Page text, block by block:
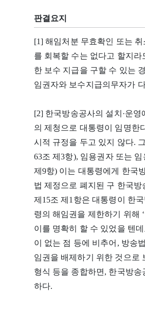
판결요지
[1] 해임처분 무효확인 또는
를 회복할 수는 없다고 할지
한 보수 지급을 구할 수 있는
임권자와 보수지급의무자가
[2] 한국방송공사의 설치·운
의 제청으로 대통령이 임명한
시적 규정을 두고 있지 않다.
63조 제3항), 임용권자 또는
제9항) 이는 대통령에게 한국
법 제정으로 폐지된 구 한국방
제15조 제1항은 대통령이 한
령의 해임권을 제한하기 위해
이를 명확히 할 수 있었을 텐
이 없는 점 등에 비추어, 방송
임권을 배제하기 위한 것으로
형식 등을 종합하면, 한국방
하다.